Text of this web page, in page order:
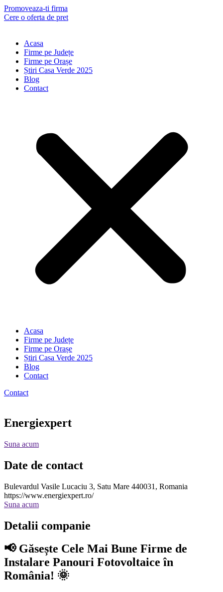
Skip
to
Promoveaza-ti firma
Cere o oferta de pret
Acasa
Firme pe Județe
Firme pe Orașe
Știri Casa Verde 2025
Blog
Contact
Acasa
Firme pe Județe
Firme pe Orașe
Știri Casa Verde 2025
Blog
Contact
Contact
Energiexpert
Suna acum
Date de contact
Bulevardul Vasile Lucaciu 3, Satu Mare 440031, Romania
https://www.energiexpert.ro/
Suna acum
Detalii companie
📢 Găsește Cele Mai Bune Firme de
Instalare Panouri Fotovoltaice în
România! 🌞